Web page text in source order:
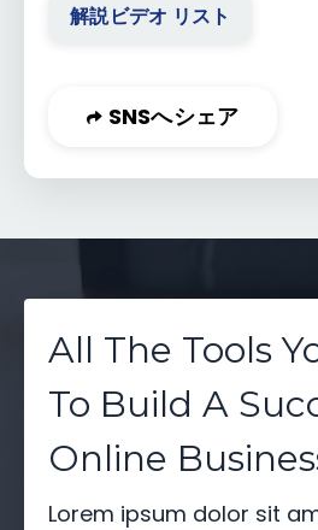
解説ビデオ リスト
SNSへシェア
All The Tools
To Build A
Online
Lorem ipsum dolor sit